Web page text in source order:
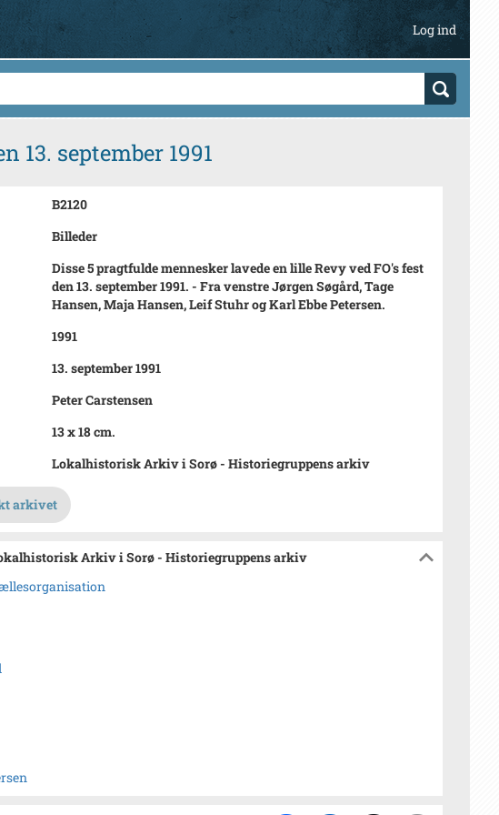
Log ind
13. september 1991
B2120
Billeder
Disse 5 pragtfulde mennesker lavede en lille Revy ved FO's fest
den 13. september 1991. - Fra venstre Jørgen Søgård, Tage
Hansen, Maja Hansen, Leif Stuhr og Karl Ebbe Petersen.
1991
13. september 1991
Peter Carstensen
13 x 18 cm.
Lokalhistorisk Arkiv i Sorø - Historiegruppens arkiv
arkivet
Arkiv i Sorø - Historiegruppens arkiv